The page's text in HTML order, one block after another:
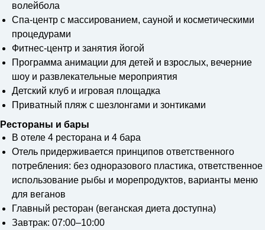
волейбола
Спа-центр с массированием, сауной и косметическими
процедурами
Фитнес-центр и занятия йогой
Программа анимации для детей и взрослых, вечерние
шоу и развлекательные мероприятия
Детский клуб и игровая площадка
Приватный пляж с шезлонгами и зонтиками
Рестораны и бары
В отеле 4 ресторана и 4 бара
Отель придерживается принципов ответственного
потребления: без одноразового пластика, ответственное
использование рыбы и морепродуктов, варианты меню
для веганов
Главный ресторан (веганская диета доступна)
Завтрак: 07:00–10:00